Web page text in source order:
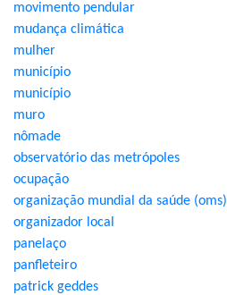
movimento pendular
mudança climática
mulher
município
município
muro
nômade
observatório das metrópoles
ocupação
organização mundial da saúde (oms)
organizador local
panelaço
panfleteiro
patrick geddes